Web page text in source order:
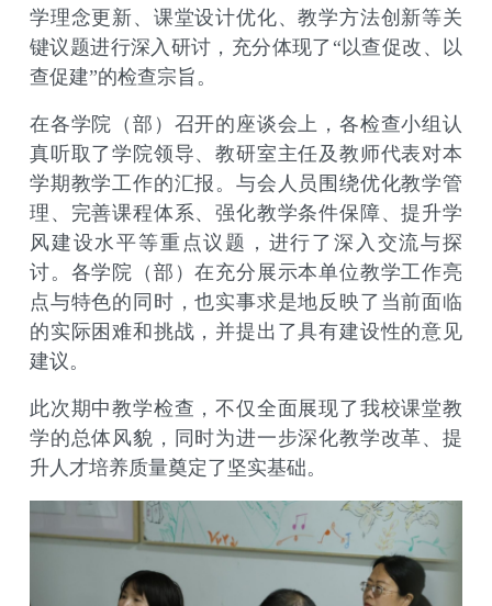
学理念更新、课堂设计优化、教学方法创新等关
键议题进行深入研讨，充分体现了 “以查促改、以
查促建”的检查宗旨。
在各学院（部）召开的座谈会上，各检查小组认
真听取了学院领导、教研室主任及教师代表对本
学期教学工作的汇报。与会人员围绕优化教学管
理、完善课程体系、强化教学条件保障、提升学
风建设水平等重点议题，进行了深入交流与探
讨。各学院（部）在充分展示本单位教学工作亮
点与特色的同时，也实事求是地反映了当前面临
的实际困难和挑战，并提出了具有建设性的意见
建议。
此次期中教学检查，不仅全面展现了我校课堂教
学的总体风貌，同时为进一步深化教学改革、提
升人才培养质量奠定了坚实基础。